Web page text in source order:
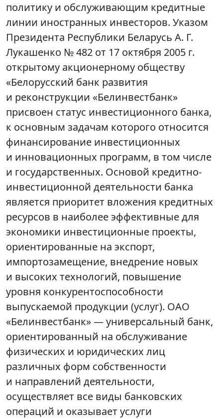
политику и обслуживающим кредитные
линии иностранных инвесторов. Указом
Президента Республики Беларусь А. Г.
Лукашенко № 482 от 17 октября 2005 г.
открытому акционерному обществу
«Белорусский банк развития
и реконструкции «Белинвестбанк»
присвоен статус инвестиционного банка,
к основным задачам которого относится
финансирование инвестиционных
и инновационных программ, в том числе
и государственных. Основой кредитно-
инвестиционной деятельности банка
является приоритет вложения кредитных
ресурсов в наиболее эффективные для
экономики инвестиционные проекты,
ориентированные на экспорт,
импортозамещение, внедрение новых
и высоких технологий, повышение
уровня конкурентоспособности
выпускаемой продукции (услуг). ОАО
«Белинвестбанк» — универсальный банк,
ориентированный на обслуживание
физических и юридических лиц
различных форм собственности
и направлений деятельности,
осуществляет все виды банковских
операций и оказывает услуги